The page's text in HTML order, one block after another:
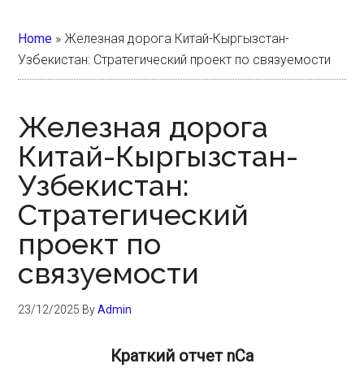
Home »Железная дорога Китай-Кыргызстан-
Узбекистан: Стратегический проект по связуемости
Железная дорога
Китай-Кыргызстан-
Узбекистан:
Стратегический
проект по
связуемости
23/12/2025 ByAdmin
Краткий отчет nCa